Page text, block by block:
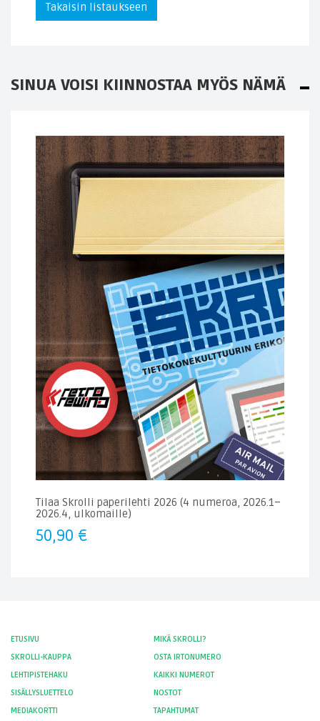
Takaisin listaukseen
SINUA VOISI KIINNOSTAA MYÖS NÄMÄ
Tilaa Skrolli paperilehti 2026 (4 numeroa, 2026.1–
2026.4, ulkomaille)
50,90 €
ETUSIVU
MIKÄ SKROLLI?
SKROLLI-KAUPPA
OSTA IRTONUMERO
LEHTIPISTEHAKU
KAIKKI NUMEROT
SISÄLLYSLUETTELO
NOSTOT
MEDIAKORTTI
TAPAHTUMAT